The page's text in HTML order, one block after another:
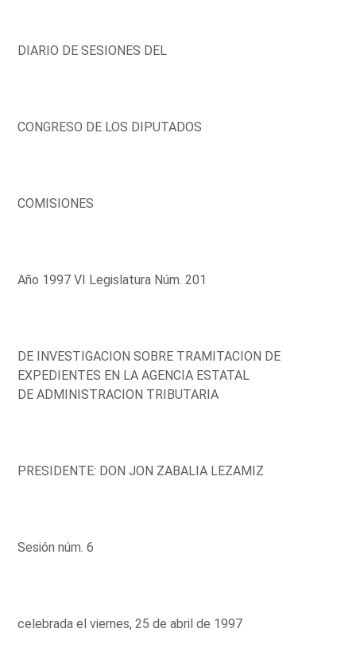
DIARIO DE SESIONES DEL
CONGRESO DE LOS DIPUTADOS
COMISIONES
Año 1997 VI Legislatura Núm. 201
DE INVESTIGACION SOBRE TRAMITACION DE
EXPEDIENTES EN LA AGENCIA ESTATAL
DE ADMINISTRACION TRIBUTARIA
PRESIDENTE: DON JON ZABALIA LEZAMIZ
Sesión núm. 6
celebrada el viernes, 25 de abril de 1997